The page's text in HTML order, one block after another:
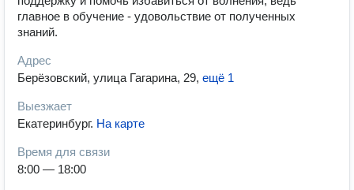
главное в обучение - удовольствие от полученных
знаний.
Адрес
Берёзовский, улица Гагарина, 29, ещё 1
Выезжает
Екатеринбург. На карте
Время для связи
8:00 — 18:00